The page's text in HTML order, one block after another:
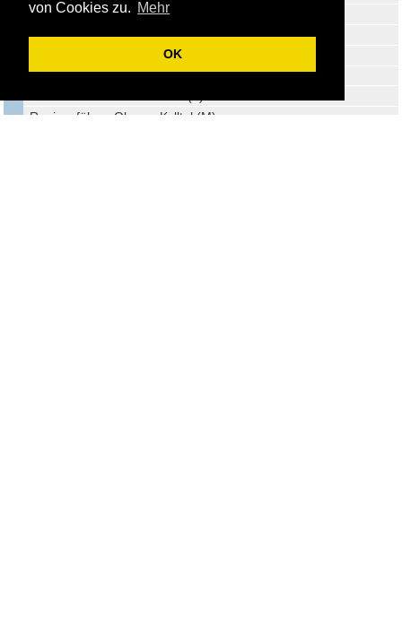
von Cookies zu. Mehr
OK
Regionsführer VG Loreley (H)
Regionsführer Ferienregion Laacher See (I)
Regionsführer VG Brohltal (J)
Stadtführer Koblenz (K)
Regionsführer Oberes Kylltal (M)